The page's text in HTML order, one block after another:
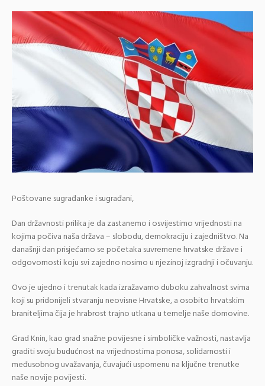
Poštovane sugrađanke i sugrađani,
Dan državnosti prilika je da zastanemo i osvijestimo vrijednosti na
kojima počiva naša država – slobodu, demokraciju i zajedništvo. Na
današnji dan prisjećamo se početaka suvremene hrvatske države i
odgovornosti koju svi zajedno nosimo u njezinoj izgradnji i očuvanju.
Ovo je ujedno i trenutak kada izražavamo duboku zahvalnost svima
koji su pridonijeli stvaranju neovisne Hrvatske, a osobito hrvatskim
braniteljima čija je hrabrost trajno utkana u temelje naše domovine.
Grad Knin, kao grad snažne povijesne i simboličke važnosti, nastavlja
graditi svoju budućnost na vrijednostima ponosa, solidarnosti i
međusobnog uvažavanja, čuvajući uspomenu na ključne trenutke
naše novije povijesti.